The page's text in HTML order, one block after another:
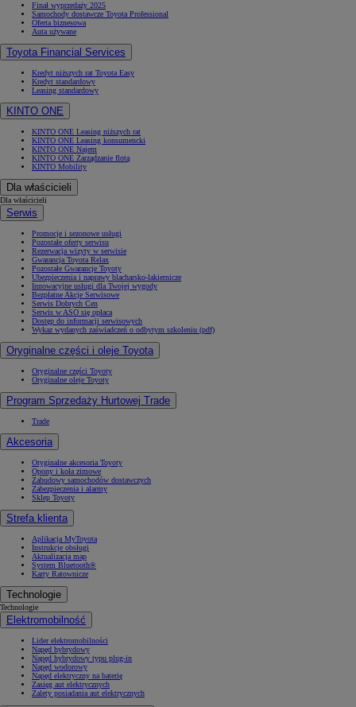
Finał wyprzedaży 2025
Samochody dostawcze Toyota Professional
Oferta biznesowa
Auta używane
Toyota Financial Services
Kredyt niższych rat Toyota Easy
Kredyt standardowy
Leasing standardowy
KINTO ONE
KINTO ONE Leasing niższych rat
KINTO ONE Leasing konsumencki
KINTO ONE Najem
KINTO ONE Zarządzanie flotą
KINTO Mobility
Dla właścicieli
Dla właścicieli
Serwis
Promocje i sezonowe usługi
Pozostałe oferty serwisu
Rezerwacja wizyty w serwisie
Gwarancja Toyota Relax
Pozostałe Gwarancje Toyoty
Ubezpieczenia i naprawy blacharsko-lakiernicze
Innowacyjne usługi dla Twojej wygody
Bezpłatne Akcje Serwisowe
Serwis Dobrych Cen
Serwis w ASO się opłaca
Dostęp do informacji serwisowych
Wykaz wydanych zaświadczeń o odbytym szkoleniu (pdf)
Oryginalne części i oleje Toyota
Oryginalne części Toyoty
Oryginalne oleje Toyoty
Program Sprzedaży Hurtowej Trade
Trade
Akcesoria
Oryginalne akcesoria Toyoty
Opony i koła zimowe
Zabudowy samochodów dostawczych
Zabezpieczenia i alarmy
Sklep Toyoty
Strefa klienta
Aplikacja MyToyota
Instrukcje obsługi
Aktualizacja map
System Bluetooth®
Karty Ratownicze
Technologie
Technologie
Elektromobilność
Lider elektromobilności
Napęd hybrydowy
Napęd hybrydowy typu plug-in
Napęd wodorowy
Napęd elektryczny na baterię
Zasięg aut elektrycznych
Zalety posiadania aut elektrycznych